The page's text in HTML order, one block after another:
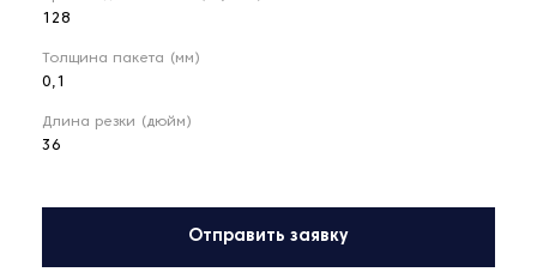
128
Толщина пакета (мм)
0,1
Длина резки (дюйм)
36
Отправить заявку